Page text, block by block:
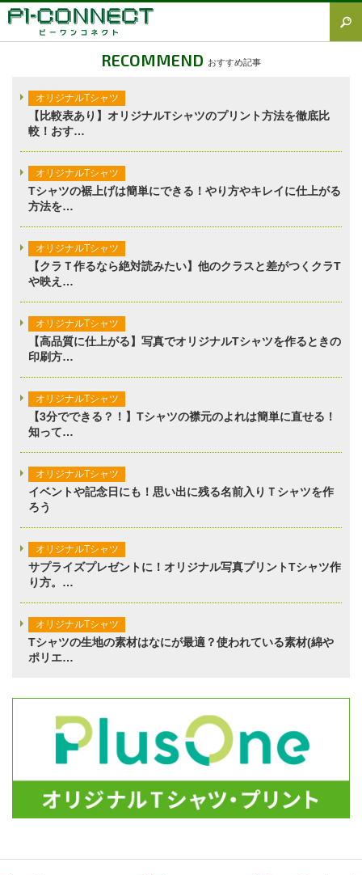
オリジナルTシャツ
オリジナルウェア
ブランド徹底解説
プラスワン
加工方法徹底解説
調査レポート
RECOMMEND おすすめ記事
オリジナルTシャツ
【比較表あり】オリジナルTシャツのプリント方法を徹底比
較！おす…
オリジナルTシャツ
Tシャツの裾上げは簡単にできる！やり方やキレイに仕上がる
方法を…
オリジナルTシャツ
【クラＴ作るなら絶対読みたい】他のクラスと差がつくクラT
や映え…
オリジナルTシャツ
【高品質に仕上がる】写真でオリジナルTシャツを作るときの
印刷方…
オリジナルTシャツ
【3分でできる？！】Tシャツの襟元のよれは簡単に直せる！
知って…
オリジナルTシャツ
イベントや記念日にも！思い出に残る名前入りＴシャツを作
ろう
オリジナルTシャツ
サプライズプレゼントに！オリジナル写真プリントTシャツ作
り方。…
オリジナルTシャツ
Tシャツの生地の素材はなにが最適？使われている素材(綿や
ポリエ…